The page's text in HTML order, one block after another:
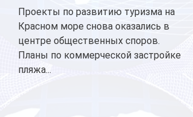
Проекты по развитию туризма на
Красном море снова оказались в
центре общественных споров.
Планы по коммерческой застройке
пляжа...